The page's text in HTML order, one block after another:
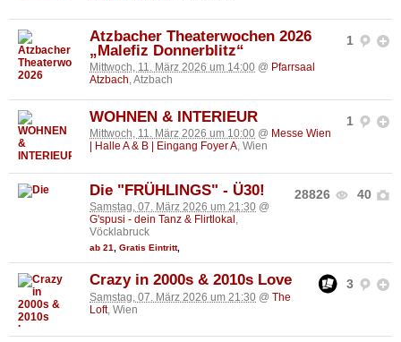
1
Atzbacher Theaterwochen 2026
„Malefiz Donnerblitz“
Mittwoch, 11. März 2026 um 14:00 @ Pfarrsaal
Atzbach, Atzbach
1
WOHNEN & INTERIEUR
Mittwoch, 11. März 2026 um 10:00 @ Messe Wien
| Halle A & B | Eingang Foyer A, Wien
28826 40
Die "FRÜHLINGS" - Ü30!
Samstag, 07. März 2026 um 21:30 @
G'spusi - dein Tanz & Flirtlokal ,
Vöcklabruck
ab 21, Gratis Eintritt,
3
Crazy in 2000s & 2010s Love
Samstag, 07. März 2026 um 21:30 @ The
Loft, Wien